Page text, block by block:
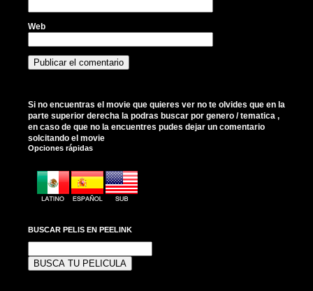
Web
Si no encuentras el movie que quieres ver no te olvides que en la
parte superior derecha la podras buscar por genero / tematica ,
en caso de que no la encuentres pudes dejar un comentario
solcitando el movie
Opciones rápidas
BUSCAR PELIS EN PEELINK